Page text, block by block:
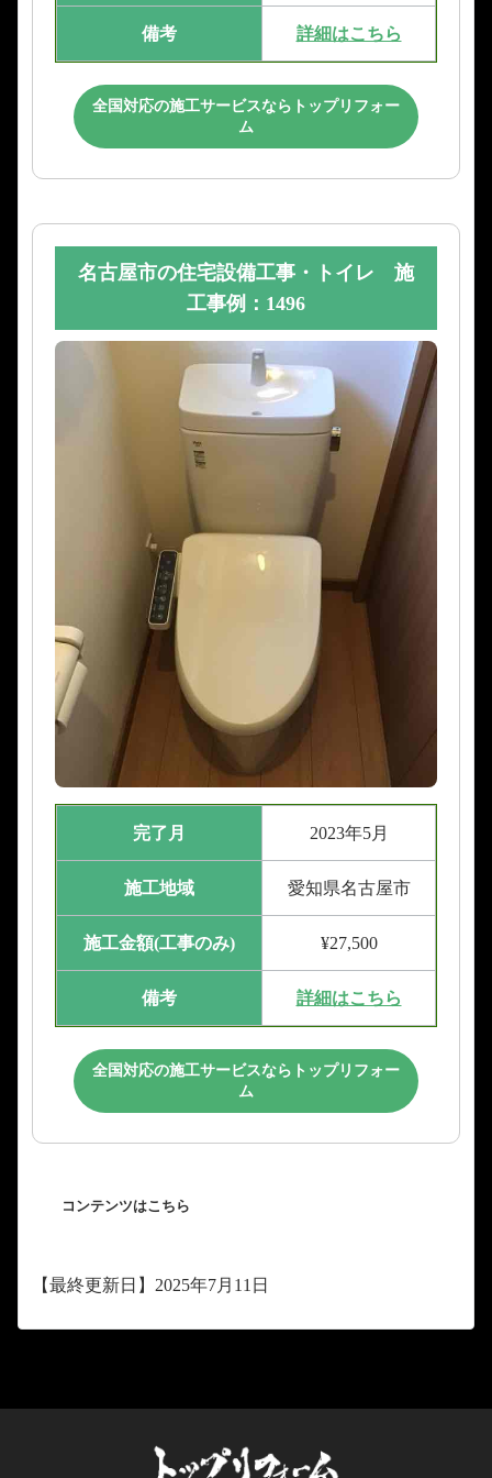
備考 詳細はこちら
全国対応の施工サービスならトップリフォー
ム
名古屋市の住宅設備工事・トイレ 施
工事例：1496
完了月 2023年5月
施工地域 愛知県名古屋市
施工金額(工事のみ) ¥27,500
備考 詳細はこちら
全国対応の施工サービスならトップリフォー
ム
コンテンツはこちら
【最終更新日】2025年7月11日